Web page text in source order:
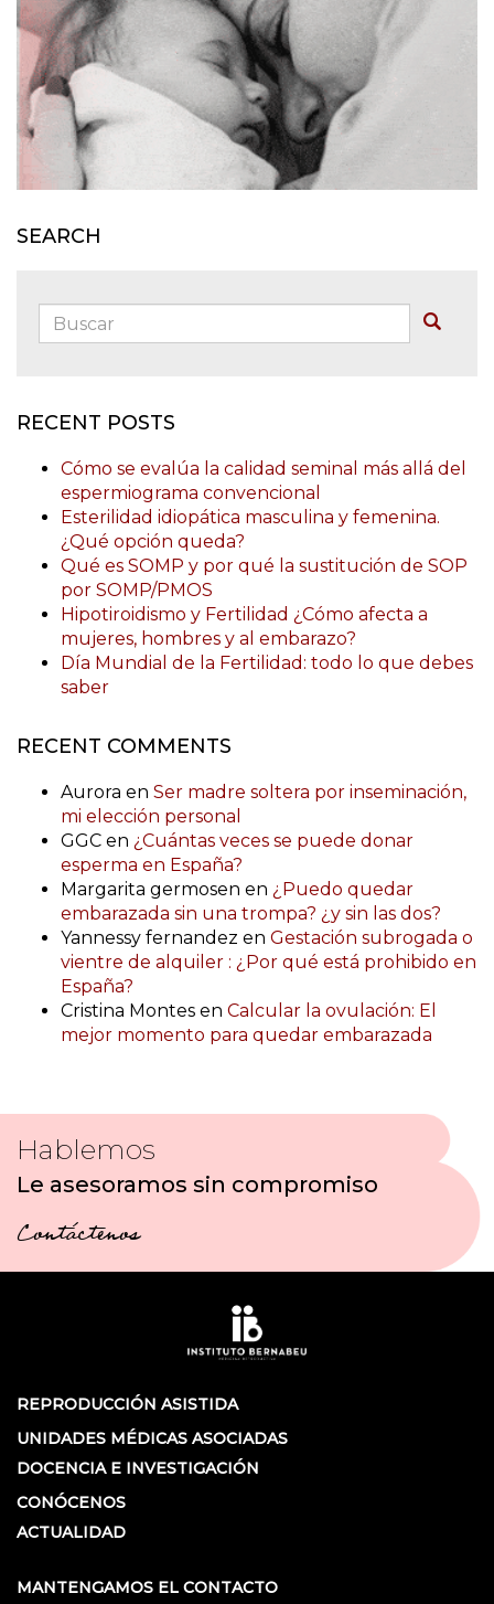
SEARCH
Buscar:
RECENT POSTS
Cómo se evalúa la calidad seminal más allá del
espermiograma convencional
Esterilidad idiopática masculina y femenina.
¿Qué opción queda?
Qué es SOMP y por qué la sustitución de SOP
por SOMP/PMOS
Hipotiroidismo y Fertilidad ¿Cómo afecta a
mujeres, hombres y al embarazo?
Día Mundial de la Fertilidad: todo lo que debes
saber
RECENT COMMENTS
Aurora en Ser madre soltera por inseminación,
mi elección personal
GGC en ¿Cuántas veces se puede donar
esperma en España?
Margarita germosen en ¿Puedo quedar
embarazada sin una trompa? ¿y sin las dos?
Yannessy fernandez en Gestación subrogada o
vientre de alquiler : ¿Por qué está prohibido en
España?
Cristina Montes en Calcular la ovulación: El
mejor momento para quedar embarazada
Hablemos
Le asesoramos sin compromiso
Contáctenos
REPRODUCCIÓN ASISTIDA
UNIDADES MÉDICAS ASOCIADAS
DOCENCIA E INVESTIGACIÓN
CONÓCENOS
ACTUALIDAD
MANTENGAMOS EL CONTACTO